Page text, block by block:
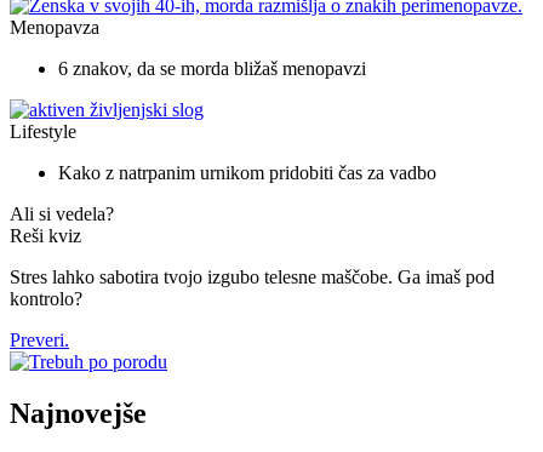
Menopavza
6 znakov, da se morda bližaš menopavzi
Lifestyle
Kako z natrpanim urnikom pridobiti čas za vadbo
Ali si vedela?
Reši kviz
Stres lahko sabotira tvojo izgubo telesne maščobe. Ga imaš pod
kontrolo?
Preveri.
Najnovejše